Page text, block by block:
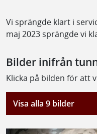
Vi sprängde klart i
maj 2023 sprängde vi
Bilder inifrån
Klicka på bilden för att
Visa alla 9 bilder